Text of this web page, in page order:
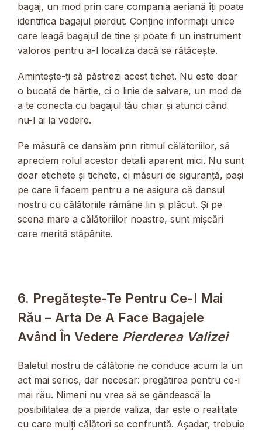
bagaj, un mod prin care compania aeriană îți poate
identifica bagajul pierdut. Conține informații unice
care leagă bagajul de tine și poate fi un instrument
valoros pentru a-l localiza dacă se rătăcește.
Amintește-ți să păstrezi acest tichet. Nu este doar
o bucată de hârtie, ci o linie de salvare, un mod de
a te conecta cu bagajul tău chiar și atunci când
nu-l ai la vedere.
Pe măsură ce dansăm prin ritmul călătoriilor, să
apreciem rolul acestor detalii aparent mici. Nu sunt
doar etichete și tichete, ci măsuri de siguranță, pași
pe care îi facem pentru a ne asigura că dansul
nostru cu călătoriile rămâne lin și plăcut. Și pe
scena mare a călătoriilor noastre, sunt mișcări
care merită stăpânite.
6. Pregătește-Te Pentru Ce-I Mai
Rău – Arta De A Face Bagajele
Având În Vedere Pierderea Valizei
Baletul nostru de călătorie ne conduce acum la un
act mai serios, dar necesar: pregătirea pentru ce-i
mai rău. Nimeni nu vrea să se gândească la
posibilitatea de a pierde valiza, dar este o realitate
cu care mulți călători se confruntă. Așadar, trebuie